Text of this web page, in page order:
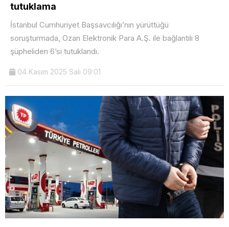
tutuklama
İstanbul Cumhuriyet Başsavcılığı’nın yürüttüğü
soruşturmada, Ozan Elektronik Para A.Ş. ile bağlantılı 8
şüpheliden 6’sı tutuklandı.
04 Kasım 2025 Salı 09:01